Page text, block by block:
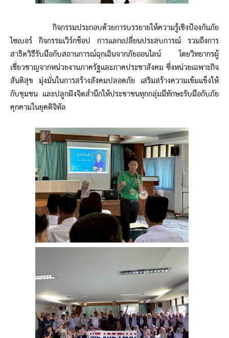
กิจกรรมประกอบด้วยการบรรยายให้ความรู้เชิงป้องกันภัย
ไซเบอร์ กิจกรรมเวิร์กช็อป การแลกเปลี่ยนประสบการณ์ รวมถึงการ
สาธิตวิธีรับมือกับสถานการณ์ฉุกเฉินจากภัยออนไลน์ โดยวิทยากรผู้
เชี่ยวชาญจากหน่วยงานภาครัฐและภาคประชาสังคม ซึ่งหน่วยเฉพาะกิจ
สันติสุข มุ่งมั่นในการสร้างสังคมปลอดภัย เสริมสร้างความเข้มแข็งให้
กับชุมชน และปลูกฝังจิตสำนึกให้ประชาชนทุกกลุ่มมีทักษะรับมือกับภัย
คุกคามในยุคดิจิทัล